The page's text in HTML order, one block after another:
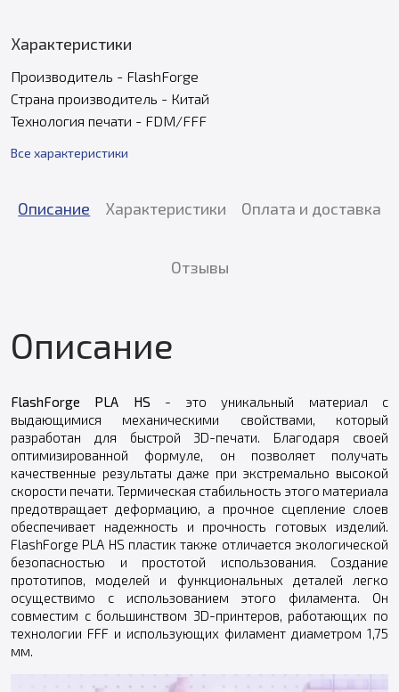
Характеристики
Производитель - FlashForge
Страна производитель - Китай
Технология печати - FDM/FFF
Все характеристики
Описание Характеристики Оплата и доставка
Отзывы
Описание
FlashForge PLA HS - это уникальный материал с
выдающимися механическими свойствами, который
разработан для быстрой 3D-печати. Благодаря своей
оптимизированной формуле, он позволяет получать
качественные результаты даже при экстремально высокой
скорости печати. Термическая стабильность этого материала
предотвращает деформацию, а прочное сцепление слоев
обеспечивает надежность и прочность готовых изделий.
FlashForge PLA HS пластик также отличается экологической
безопасностью и простотой использования. Создание
прототипов, моделей и функциональных деталей легко
осуществимо с использованием этого филамента. Он
совместим с большинством 3D-принтеров, работающих по
технологии FFF и использующих филамент диаметром 1,75
мм.